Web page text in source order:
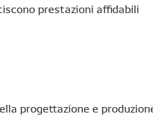
prestazioni affidabili
progettazione e